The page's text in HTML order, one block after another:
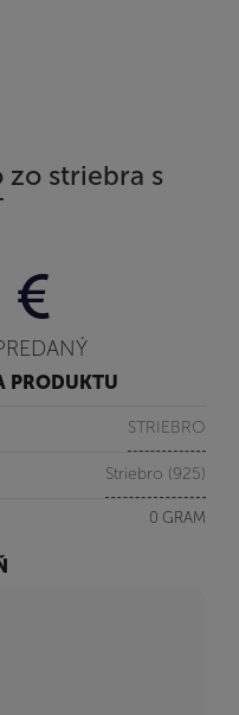
striebra s
€
PRODUKTU
STRIEBRO
Striebro (925)
0 GRAM